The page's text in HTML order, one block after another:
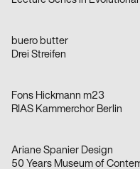
buero butter
Drei Streifen
Fons Hickmann m23
RIAS Kammerchor Berlin
Ariane Spanier Design
50 Years Museum of